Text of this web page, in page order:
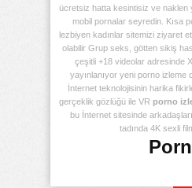
ücretsiz hatta kesintisiz ve naklen
mobil pornalar seyredin. Kısa
lezbiyen kadınlar sitemizi ziyaret
olabilir Grup seks, götten sikiş
çeşitli +18 videolar adresinde
yayınlanıyor yeni porno izleme
İnternet teknolojisinin harika
gerçeklik gözlüğü ile VR porno
bu İnternet sitesinde
tadında 4K sexli